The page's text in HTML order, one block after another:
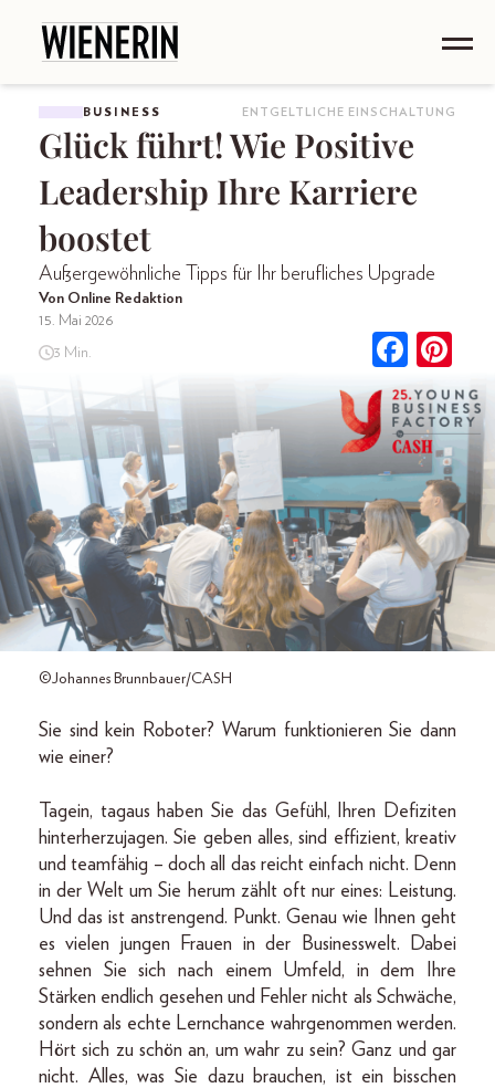
BUSINESS ENTGELTLICHE EINSCHALTUNG
Glück führt! Wie Positive
Leadership Ihre Karriere
boostet
Außergewöhnliche Tipps für Ihr berufliches Upgrade
Von Online Redaktion
15. Mai 2026
3 Min.
©Johannes Brunnbauer/CASH
Sie sind kein Roboter? Warum funktionieren Sie dann
wie einer?
Tagein, tagaus haben Sie das Gefühl, Ihren Defiziten
hinterherzujagen. Sie geben alles, sind effizient, kreativ
und teamfähig – doch all das reicht einfach nicht. Denn
in der Welt um Sie herum zählt oft nur eines: Leistung.
Und das ist anstrengend. Punkt. Genau wie Ihnen geht
es vielen jungen Frauen in der Businesswelt. Dabei
sehnen Sie sich nach einem Umfeld, in dem Ihre
Stärken endlich gesehen und Fehler nicht als Schwäche,
sondern als echte Lernchance wahrgenommen werden.
Hört sich zu schön an, um wahr zu sein? Ganz und gar
nicht. Alles, was Sie dazu brauchen, ist ein bisschen